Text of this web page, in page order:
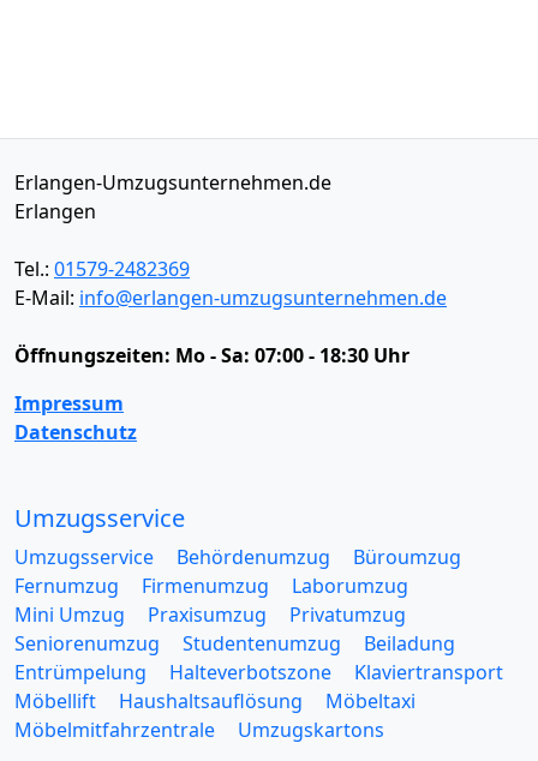
Erlangen-Umzugsunternehmen.de
Erlangen
Tel.: 01579-2482369
E-Mail: info@erlangen-umzugsunternehmen.de
Öffnungszeiten: Mo - Sa: 07:00 - 18:30 Uhr
Impressum
Datenschutz
Umzugsservice
Umzugsservice Behördenumzug
Büroumzug
Fernumzug
Firmenumzug
Laborumzug
Mini Umzug
Praxisumzug
Privatumzug
Seniorenumzug
Studentenumzug
Beiladung
Entrümpelung
Halteverbotszone
Klaviertransport
Möbellift
Haushaltsauflösung
Möbeltaxi
Möbelmitfahrzentrale
Umzugskartons